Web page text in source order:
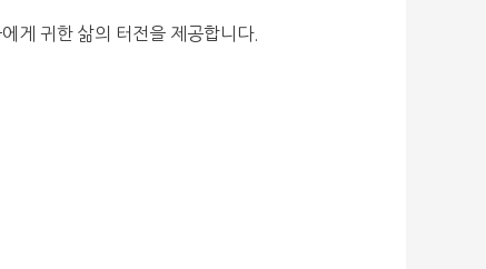
게 귀한 삶의 터전을 제공합니다.